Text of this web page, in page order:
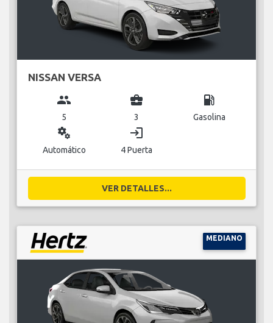
NISSAN VERSA
group
5
business_center
3
local_gas_station
Gasolina
miscellaneous_services
Automático
login
4 Puerta
VER DETALLES...
MEDIANO